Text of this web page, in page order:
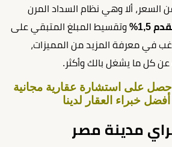
السعر، ألا وهي نظام السداد المرن
1,5%
وتقسيط المبلغ المتبقي على
في معرفة المزيد من المميزات،
عن كل ما يشغل بالك وأكثر.
على استشارة عقارية مجانية
خبراء العقار لدينا
مدينة مصر